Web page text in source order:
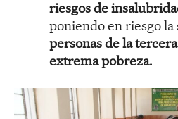
riesgos de
poniendo en riesgo la
personas de la
extrema pobreza.